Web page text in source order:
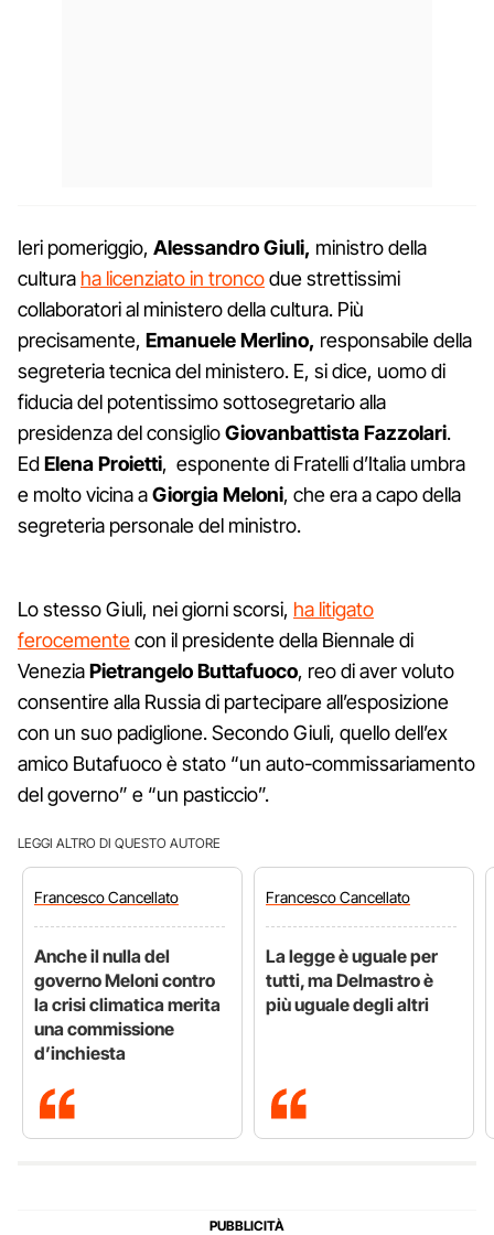
Ieri pomeriggio, Alessandro Giuli, ministro della
cultura ha licenziato in troncodue strettissimi
collaboratori al ministero della cultura. Più
precisamente, Emanuele Merlino, responsabile della
segreteria tecnica del ministero. E, si dice, uomo di
fiducia del potentissimo sottosegretario alla
presidenza del consiglioGiovanbattista Fazzolari.
EdElena Proietti, esponente di Fratelli d’Italia umbra
e molto vicina aGiorgia Meloni, che era a capo della
segreteria personale del ministro.
Lo stesso Giuli, nei giorni scorsi, ha litigato
ferocementecon il presidente della Biennale di
VeneziaPietrangelo Buttafuoco, reo di aver voluto
consentire alla Russia di partecipare all’esposizione
con un suo padiglione. Secondo Giuli, quello dell’ex
amico Butafuoco è stato “un auto-commissariamento
del governo” e “un pasticcio”.
LEGGI ALTRO DI QUESTO AUTORE
FrancescoCancellato
Anche il nulla del
governo Meloni contro
la crisi climatica merita
una commissione
d’inchiesta
FrancescoCancellato
La legge è uguale per
tutti, ma Delmastro è
più uguale degli altri